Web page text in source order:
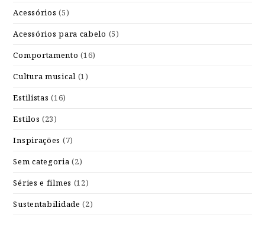
Acessórios (5)
Acessórios para cabelo (5)
Comportamento (16)
Cultura musical (1)
Estilistas (16)
Estilos (23)
Inspirações (7)
Sem categoria (2)
Séries e filmes (12)
Sustentabilidade (2)